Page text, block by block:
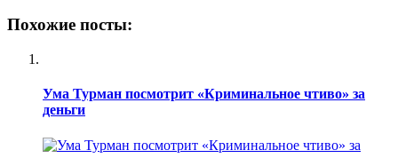
Похожие посты:
Ума Турман посмотрит «Криминальное чтиво» за
деньги